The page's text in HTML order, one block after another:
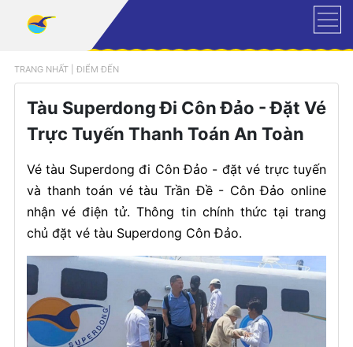
TRANG NHẤT| ĐIỂM ĐẾN
Tàu Superdong Đi Côn Đảo - Đặt Vé
Trực Tuyến Thanh Toán An Toàn
Vé tàu Superdong đi Côn Đảo - đặt vé trực tuyến
và thanh toán vé tàu Trần Đề - Côn Đảo online
nhận vé điện tử. Thông tin chính thức tại trang
chủ đặt vé tàu Superdong Côn Đảo.